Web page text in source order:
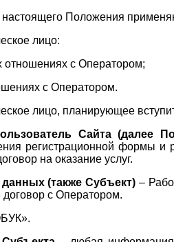
настоящего Положения
лицо:
отношениях с Оператором;
с Оператором.
лицо, планирующее
Сайта (далее
регистрационной формы и
на оказание услуг.
(также Субъект) –
с Оператором.
».